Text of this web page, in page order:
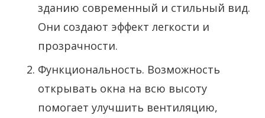
зданию современный и стильный вид.
Они создают эффект легкости и
прозрачности.
Функциональность. Возможность
открывать окна на всю высоту
помогает улучшить вентиляцию,